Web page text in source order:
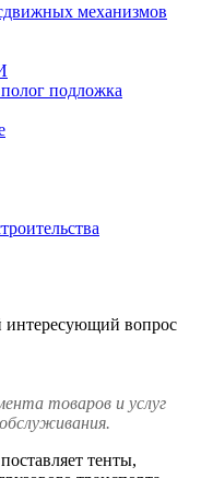
механизмов
подложка
интересующий вопрос
товаров и услуг
тенты,